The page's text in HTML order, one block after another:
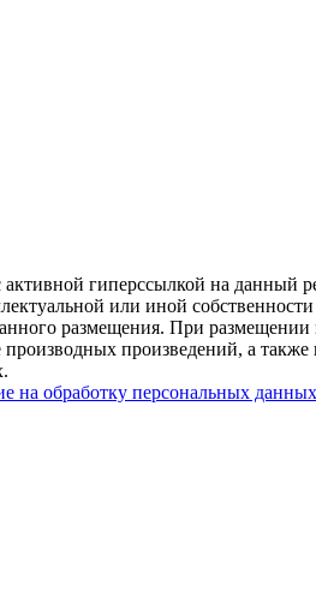
гиперссылкой на
или иной
размещения. При размещении
произведений, а
на обработку персональных данных